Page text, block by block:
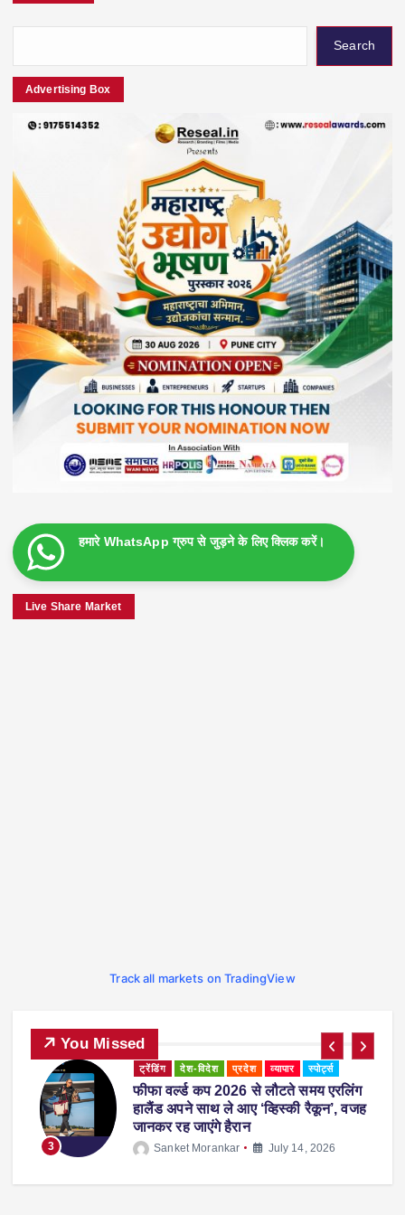
Search
Advertising Box
हमारे WhatsApp ग्रुप से जुड़ने के लिए क्लिक करें।
Live Share Market
Track all markets on TradingView
You Missed
4
ओडिशा ट्रेंडिंग प्रदेश व्यापार
मोबाइल बना मौत की वजह! पत्नी ने झगड़े में सिर
पर मारा फोन, पति की इलाज के दौरान मौत
Sanket Morankar